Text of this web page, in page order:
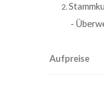
-
Aufpreise